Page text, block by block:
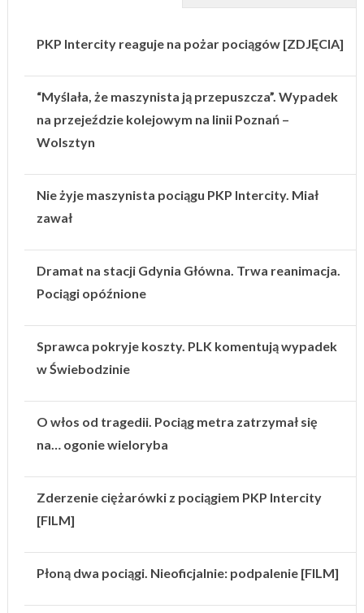
PKP Intercity reaguje na pożar pociągów [ZDJĘCIA]
“Myślała, że maszynista ją przepuszcza”. Wypadek
na przejeździe kolejowym na linii Poznań –
Wolsztyn
Nie żyje maszynista pociągu PKP Intercity. Miał
zawał
Dramat na stacji Gdynia Główna. Trwa reanimacja.
Pociągi opóźnione
Sprawca pokryje koszty. PLK komentują wypadek
w Świebodzinie
O włos od tragedii. Pociąg metra zatrzymał się
na… ogonie wieloryba
Zderzenie ciężarówki z pociągiem PKP Intercity
[FILM]
Płoną dwa pociągi. Nieoficjalnie: podpalenie [FILM]